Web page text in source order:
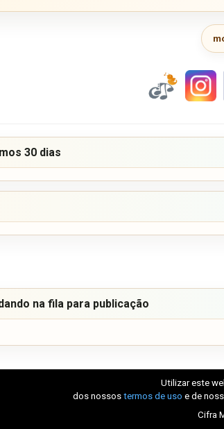
30 dias
na fila para publicação
Utilizar este
dos nossos termos de uso e de
Cifra